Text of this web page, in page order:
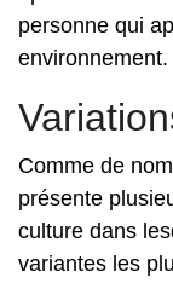
personne qui
environnement.
Comme de
présente
culture dans
variantes les